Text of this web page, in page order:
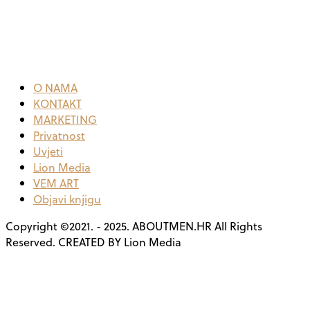
O NAMA
KONTAKT
MARKETING
Privatnost
Uvjeti
Lion Media
VEM ART
Objavi knjigu
Copyright ©2021. - 2025. ABOUTMEN.HR All Rights
Reserved. CREATED BY Lion Media